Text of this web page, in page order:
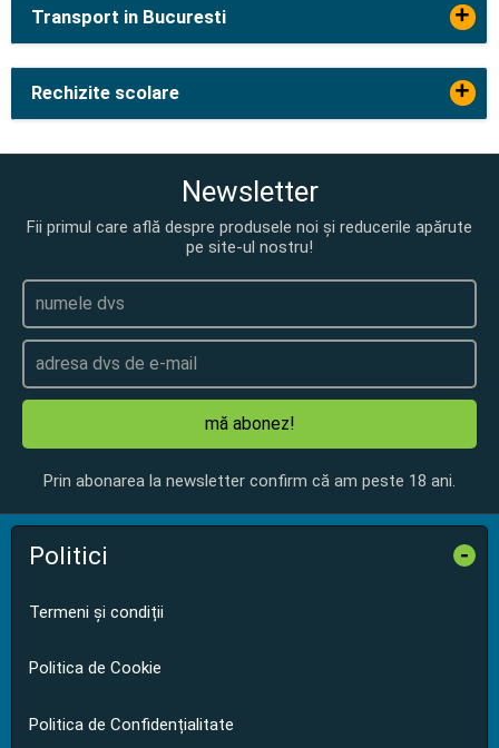
Transport in Bucuresti +
Rechizite scolare +
Newsletter
Fii primul care află despre produsele noi și reducerile apărute
pe site-ul nostru!
mă abonez!
Prin abonarea la newsletter confirm că am peste 18 ani.
Politici -
Termeni și condiții
Politica de Cookie
Politica de Confidențialitate